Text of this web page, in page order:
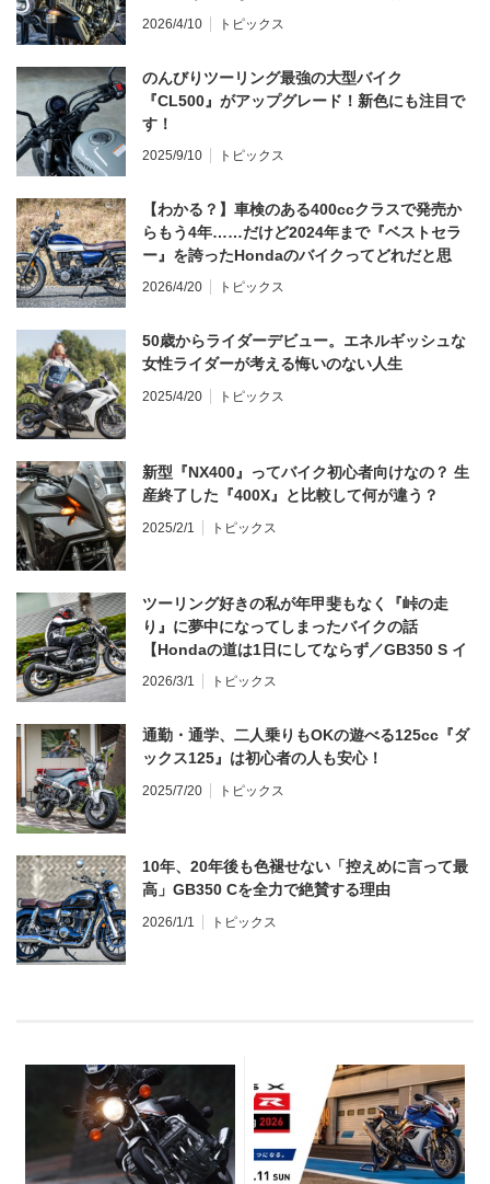
てならず／CB1000F ①第一印象 編】
2026/4/10 トピックス
のんびりツーリング最強の大型バイク
『CL500』がアップグレード！新色にも注目で
す！
2025/9/10 トピックス
【わかる？】車検のある400ccクラスで発売か
らもう4年……だけど2024年まで『ベストセラ
ー』を誇ったHondaのバイクってどれだと思
う？
2026/4/20 トピックス
50歳からライダーデビュー。エネルギッシュな
女性ライダーが考える悔いのない人生
2025/4/20 トピックス
新型『NX400』ってバイク初心者向けなの？ 生
産終了した『400X』と比較して何が違う？
2025/2/1 トピックス
ツーリング好きの私が年甲斐もなく『峠の走
り』に夢中になってしまったバイクの話
【Hondaの道は1日にしてならず／GB350 S イ
ンプレ・レビュー 前編】
2026/3/1 トピックス
通勤・通学、二人乗りもOKの遊べる125cc『ダ
ックス125』は初心者の人も安心！
2025/7/20 トピックス
10年、20年後も色褪せない「控えめに言って最
高」GB350 Cを全力で絶賛する理由
2026/1/1 トピックス